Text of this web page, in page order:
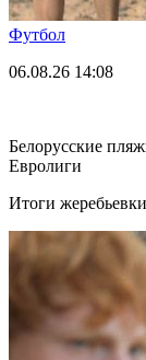
Футбол
06.08.26 14:08
Белорусские
Евролиги
Итоги